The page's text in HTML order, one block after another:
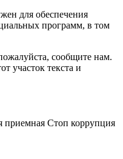
для обеспечения
программ, в том
сообщите нам.
участок текста и
приемная Стоп коррупция